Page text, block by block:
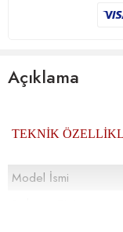
Açıklama
TEKNİK
Model İsmi